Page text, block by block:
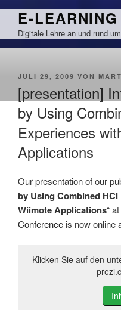
Zum
springen
E-
Digitale Lehre an und rund
VERÖFFENTLICHT
JULI 29, 2009 VON
[presentation]
by Using
Experiences
Applications
Our presentation of our
by Using Combined
Wiimote Applications“
Conference is now online
Klicken Sie auf den